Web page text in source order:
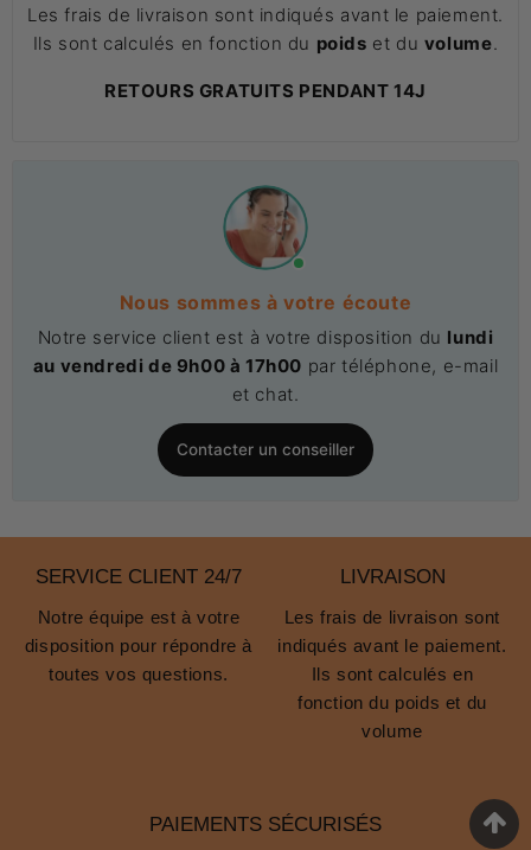
Les frais de livraison sont indiqués avant le paiement.
Ils sont calculés en fonction du poids et du volume.
RETOURS GRATUITS PENDANT 14J
Nous sommes à votre écoute
Notre service client est à votre disposition du lundi
au vendredi de 9h00 à 17h00 par téléphone, e-mail
et chat.
Contacter un conseiller
SERVICE CLIENT 24/7
Notre équipe est à votre
disposition pour répondre à
toutes vos questions.
LIVRAISON
Les frais de livraison sont
indiqués avant le paiement.
Ils sont calculés en
fonction du poids et du
volume
PAIEMENTS SÉCURISÉS